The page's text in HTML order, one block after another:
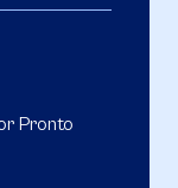
Pronto